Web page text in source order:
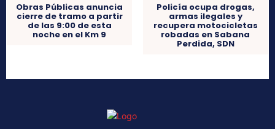
Obras Públicas anuncia
cierre de tramo a partir
de las 9:00 de esta
noche en el Km 9
Policía ocupa drogas,
armas ilegales y
recupera motocicletas
robadas en Sabana
Perdida, SDN